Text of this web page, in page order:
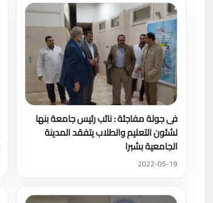
فى جولة مفاجئة : نائب رئيس جامعة بنها
لشئون التعليم والطلاب يتفقد المدينة
الجامعية بشبرا
2022-05-19